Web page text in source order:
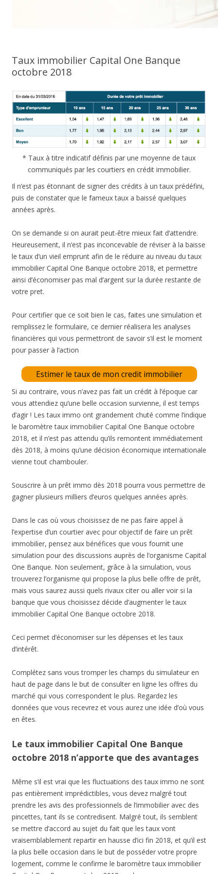
Taux immobilier Capital One Banque
octobre 2018
* Taux à titre indicatif définis par une moyenne de taux
communiqués par les courtiers en crédit immobilier.
Il n’est pas étonnant de signer des crédits à un taux prédéfini,
puis de constater que le fameux taux a baissé quelques
années après.
On se demande si on aurait peut-être mieux fait d’attendre.
Heureusement, il n’est pas inconcevable de réviser à la baisse
le taux d’un vieil emprunt afin de le réduire au niveau du taux
immobilier Capital One Banque octobre 2018, et permettre
ainsi d’économiser pas mal d’argent sur la durée restante de
votre pret.
Pour certifier que ce soit bien le cas, faites une simulation et
remplissez le formulaire, ce dernier réalisera les analyses
financières qui vous permettront de savoir s’il est le moment
pour passer à l’action
Estimer le taux de mon credit immobilier
Si au contraire, vous n’avez pas fait un crédit à l’époque car
vous attendiez qu’une belle occasion survienne, il est temps
d’agir ! Les taux immo ont grandement chuté comme l’indique
le baromètre taux immobilier Capital One Banque octobre
2018, et il n’est pas attendu qu’ils remontent immédiatement
dès 2018, à moins qu’une décision économique internationale
vienne tout chambouler.
Souscrire à un prêt immo dès 2018 pourra vous permettre de
gagner plusieurs milliers d’euros quelques années après.
Dans le cas où vous choisissez de ne pas faire appel à
l’expertise d’un courtier avec pour objectif de faire un prêt
immobilier, pensez aux bénéfices que vous fournit une
simulation pour des discussions auprès de l’organisme Capital
One Banque. Non seulement, grâce à la simulation, vous
trouverez l’organisme qui propose la plus belle offre de prêt,
mais vous saurez aussi quels rivaux citer ou aller voir si la
banque que vous choisissez décide d’augmenter le taux
immobilier Capital One Banque octobre 2018.
Ceci permet d’économiser sur les dépenses et les taux
d’intérêt.
Complétez sans vous tromper les champs du simulateur en
haut de page dans le but de consulter en ligne les offres du
marché qui vous correspondent le plus. Regardez les
données que vous recevrez et vous aurez une idée d’où vous
en êtes.
Le taux immobilier Capital One Banque
octobre 2018 n’apporte que des avantages
Même s’il est vrai que les fluctuations des taux immo ne sont
pas entièrement imprédictibles, vous devez malgré tout
prendre les avis des professionnels de l’immobilier avec des
pincettes, tant ils se contredisent. Malgré tout, ils semblent
se mettre d’accord au sujet du fait que les taux vont
vraisemblablement repartir en hausse d’ici fin 2018, et qu’il est
la plus belle occasion dans le but de posséder votre propre
logement, comme le confirme le baromètre taux immobilier